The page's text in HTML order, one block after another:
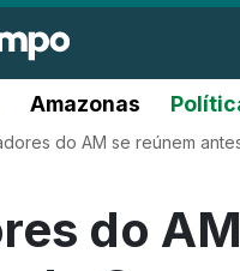
Amazonas
do AM se reúnem
do